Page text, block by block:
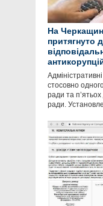
На
притягнуто
стосовно
ради та п’ятьох
ради.